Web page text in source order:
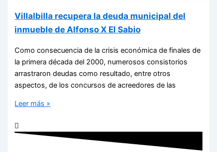
Villalbilla recupera la deuda municipal del
inmueble de Alfonso X El Sabio
Como consecuencia de la crisis económica de finales de
la primera década del 2000, numerosos consistorios
arrastraron deudas como resultado, entre otros
aspectos, de los concursos de acreedores de las
Leer más »